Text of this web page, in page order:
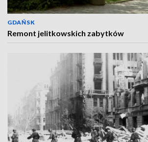
GDAŃSK
Remont jelitkowskich zabytków